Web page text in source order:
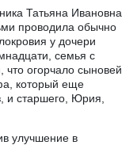
Татьяна Ивановна
проводила обычно
у дочери
семья с
что огорчало сыновей
который еще
и старшего, Юрия,
улучшение в